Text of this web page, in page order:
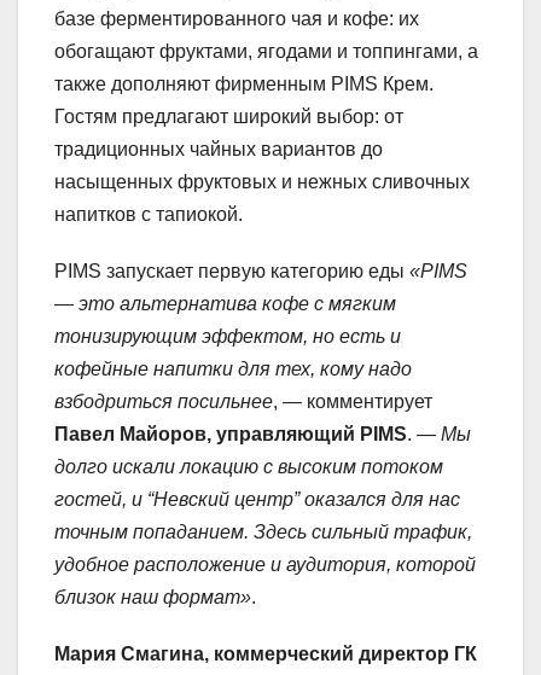
базе ферментированного чая и кофе: их
обогащают фруктами, ягодами и топпингами, а
также дополняют фирменным PIMS Крем.
Гостям предлагают широкий выбор: от
традиционных чайных вариантов до
насыщенных фруктовых и нежных сливочных
напитков с тапиокой.
PIMS запускает первую категорию еды «PIMS
— это альтернатива кофе с мягким
тонизирующим эффектом, но есть и
кофейные напитки для тех, кому надо
взбодриться посильнее, — комментирует
Павел Майоров, управляющий PIMS. — Мы
долго искали локацию с высоким потоком
гостей, и “Невский центр” оказался для нас
точным попаданием. Здесь сильный трафик,
удобное расположение и аудитория, которой
близок наш формат».
Мария Смагина, коммерческий директор ГК